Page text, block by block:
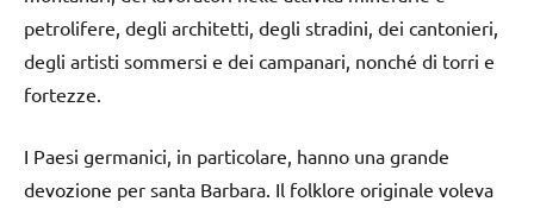
petrolifere, degli architetti, degli stradini, dei cantonieri,
degli artisti sommersi e dei campanari, nonché di torri e
fortezze.
I Paesi germanici, in particolare, hanno una grande
devozione per santa Barbara. Il folklore originale voleva